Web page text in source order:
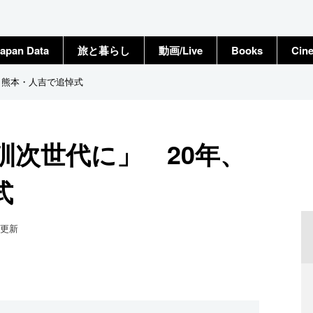
Data 旅と暮らし 動画/Live Books
本・人吉で追悼式
次世代に」 20年、
更新